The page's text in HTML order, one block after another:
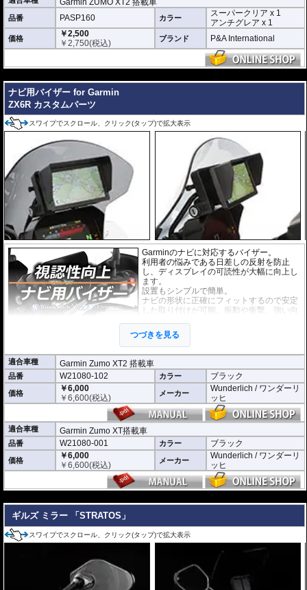
スーパークリア :
耐摩耗性が非常に高く、
透明性の高いフィルム。貼り付けてしまう
と画面になじみ、フィルムの存在がほとん
どわからなくなります。
マット仕上げが施され、太
を防ぎ、画面を読み取りやすくします。も
ニングクロス、細かい埃も除去する粘着シート、気泡の混入を防ぎ、きれいに
仕上げるスキージがセットになっています。
またこのフィルムは
多少の気泡なら数時間から２日ほどで自然に気泡が消える
優れもの。満足のいく取付が容易になりました。
シリコーン系粘着材を採用し、画面を痛めることがありません。フィルムを剥
がせば、元通りの状態になります。
品番 PASP160 カラー
スーパークリア x 1
アンチグレア x 1
価格
￥2,500
￥2,750(税込) ブランド P&A International
ナビ用バイザー for Garmin
ZX6R カスタムパーツ
スワイプでスクロール、クリック(タップ)で拡大表示
Garminのナビに対応するバイザー。
利用者の悩みである日差しの反射を防止
し、ディスプレイの可読性が大幅に向上し
ます。
設置もシンプルで簡単。
ナビの形状に正確にフィットするので安定
した取り付けが可能。振動や衝撃、強い向
耐紫外線、高耐久。
つづきを見る
適合車種 Garmin Zumo XT2 搭載車
品番 W21080-102 カラー ブラック
価格
￥6,000
￥6,600(税込) メーカー
Wunderlich / ワンダーリ
ッヒ
適合車種 Garmin Zumo XT搭載車
品番 W21080-001 カラー ブラック
価格
￥6,000
￥6,600(税込) メーカー
Wunderlich / ワンダーリ
ッヒ
ギルズ ミラー 「STRATOS」
スワイプでスクロール、クリック(タップ)で拡大表示